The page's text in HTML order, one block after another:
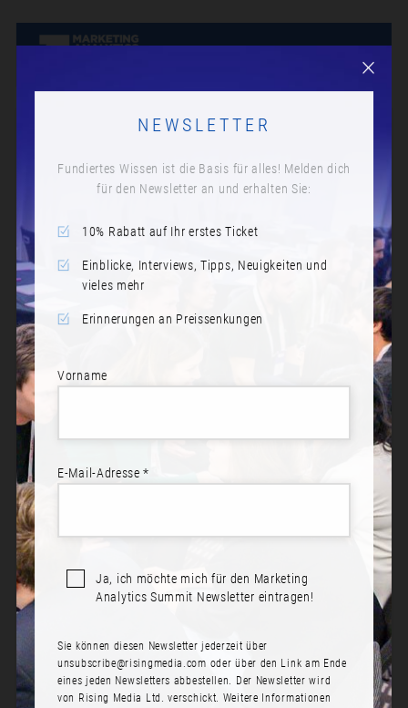
BREAKING BARRIERS, DRIVING
INSIGHTS
Datum:
NEWSLETTER
Fundiertes Wissen ist die Basis für alles! Melden dich
für den Newsletter an und erhalten Sie:
10% Rabatt auf Ihr erstes Ticket
Einblicke, Interviews, Tipps, Neuigkeiten und
vieles mehr
Erinnerungen an Preissenkungen
Vorname
E-Mail-Adresse *
Ja, ich möchte mich für den Marketing
Analytics Summit Newsletter eintragen!
Sie können diesen Newsletter jederzeit über
unsubscribe@risingmedia.com oder über den Link am Ende
eines jeden Newsletters abbestellen. Der Newsletter wird
von Rising Media Ltd. verschickt. Weitere Informationen